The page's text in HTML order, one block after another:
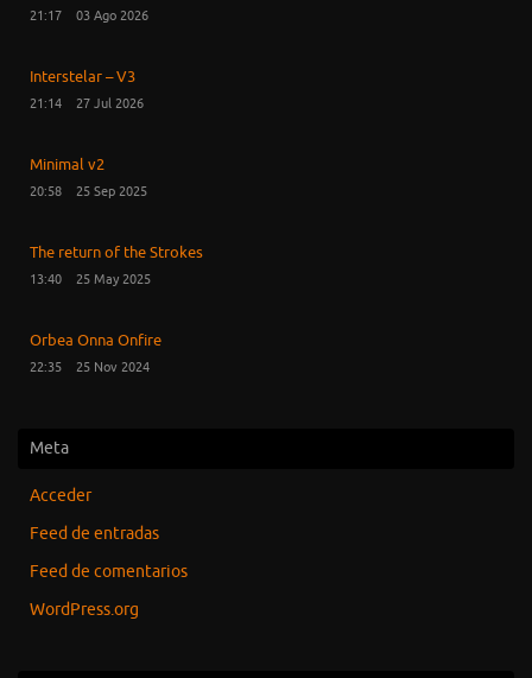
21:17 03 Ago 2026
Interstelar – V3
21:14 27 Jul 2026
Minimal v2
20:58 25 Sep 2025
The return of the Strokes
13:40 25 May 2025
Orbea Onna Onfire
22:35 25 Nov 2024
Meta
Acceder
Feed de entradas
Feed de comentarios
WordPress.org